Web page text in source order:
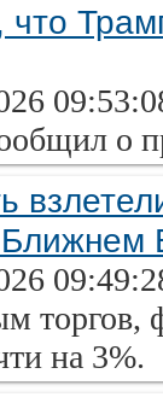
что
о
на 3%.